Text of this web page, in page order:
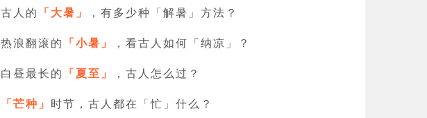
古人的 「大暑」
，有多少种「解暑」方法？
热浪翻滚的 「小暑」
，看古人如何「纳凉」？
白昼最长的 「夏至」
，古人怎么过？
「芒种」 时节，古人都在「忙」什么？